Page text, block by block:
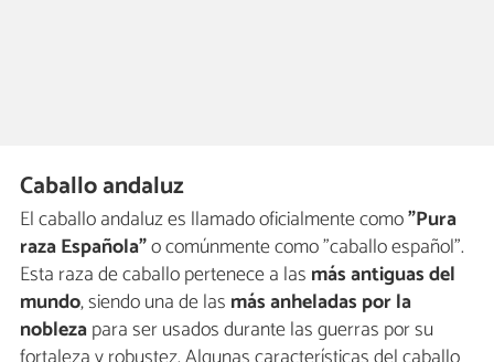
Caballo andaluz
El caballo andaluz es llamado oficialmente como"Pura
raza Española"o comúnmente como "caballo español".
Esta raza de caballo pertenece a las más antiguas del
mundo, siendo una de las más anheladas por la
noblezapara ser usados durante las guerras por su